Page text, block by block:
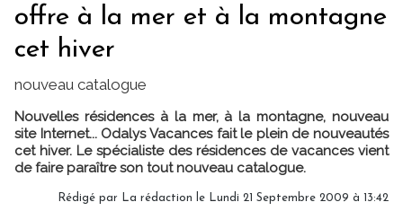
offre à la mer et à la montagne
cet hiver
nouveau catalogue
Nouvelles résidences à la mer, à la montagne, nouveau
site Internet... Odalys Vacances fait le plein de nouveautés
cet hiver. Le spécialiste des résidences de vacances vient
de faire paraître son tout nouveau catalogue.
Rédigé par La rédaction le Lundi 21 Septembre 2009 à 13:42